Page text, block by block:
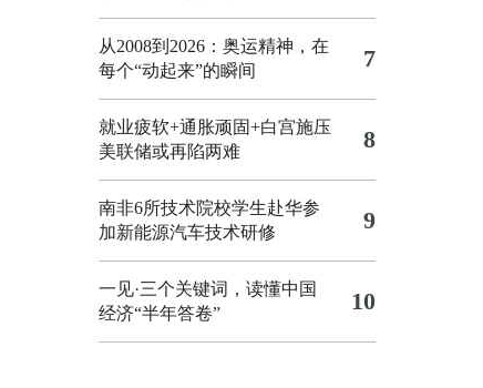
从2008到2026：奥运精神，在
每个“动起来”的瞬间
7
就业疲软+通胀顽固+白宫施压
美联储或再陷两难
8
南非6所技术院校学生赴华参
加新能源汽车技术研修
9
一见·三个关键词，读懂中国
经济“半年答卷”
10